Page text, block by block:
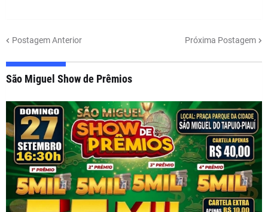
Postagem Anterior Próxima Postagem
São Miguel Show de Prêmios